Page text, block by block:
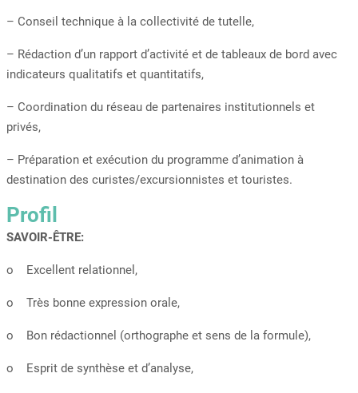
– Conseil technique à la collectivité de tutelle,
– Rédaction d’un rapport d’activité et de tableaux de bord avec
indicateurs qualitatifs et quantitatifs,
– Coordination du réseau de partenaires institutionnels et
privés,
– Préparation et exécution du programme d’animation à
destination des curistes/excursionnistes et touristes.
Profil
SAVOIR-ÊTRE:
o Excellent relationnel,
o Très bonne expression orale,
o Bon rédactionnel (orthographe et sens de la formule),
o Esprit de synthèse et d’analyse,